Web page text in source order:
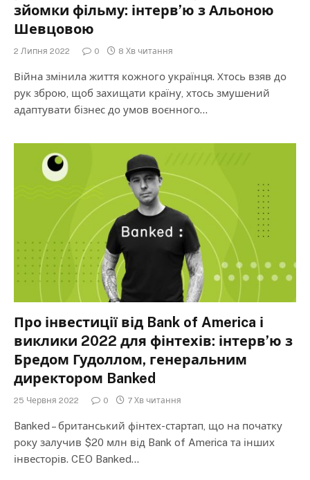
зйомки фільму: інтерв’ю з Альоною
Шевцовою
2 Липня 2022 0 8 Хв читання
Війна змінила життя кожного українця. Хтось взяв до
рук зброю, щоб захищати країну, хтось змушений
адаптувати бізнес до умов воєнного…
Про інвестиції від Bank of America і
виклики 2022 для фінтехів: інтерв’ю з
Бредом Гудоллом, генеральним
директором Banked
25 Червня 2022 0 7 Хв читання
Banked – британський фінтех-стартап, що на початку
року залучив $20 млн від Bank of America та інших
інвесторів. CEO Banked…